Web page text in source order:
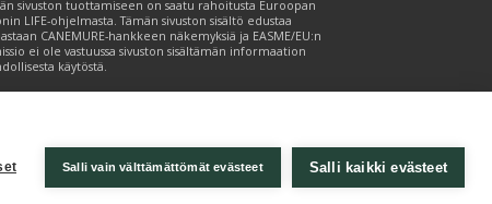
Salli vain välttämättömät evästeet Salli kaikki evästeet
sivuston tuottamiseen on saatu rahoitusta Euroopan
LIFE-ohjelmasta. Tämän sivuston sisältö edustaa
CANEMURE-hankkeen näkemyksiä ja EASME/EU:n
ei ole vastuussa sivuston sisältämän informaation
käytöstä.